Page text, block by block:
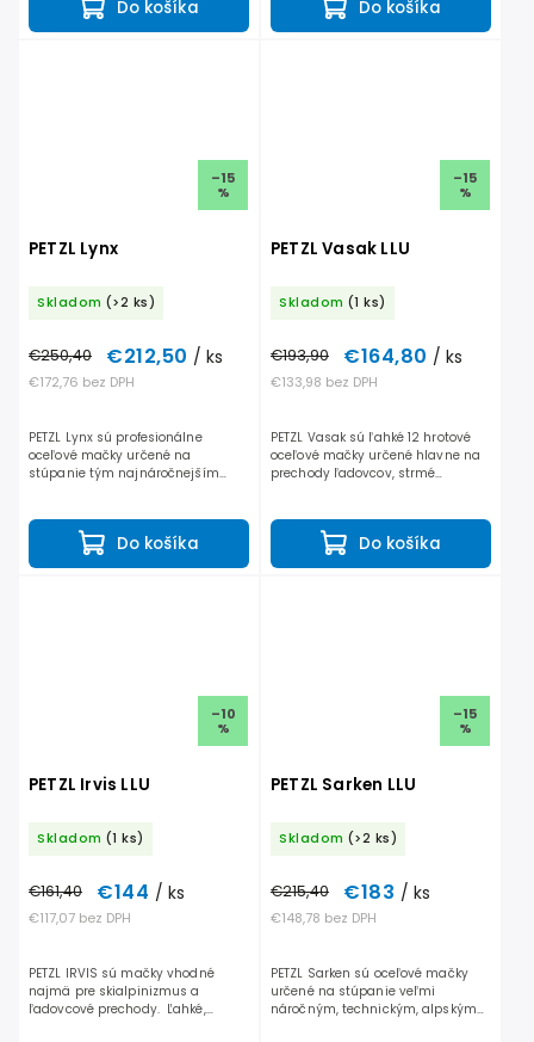
Do košíka Do košíka
–15
%
PETZL Lynx
Skladom (>2 ks)
€172,76 bez DPH
€250,40 €212,50 / ks
Do košíka
PETZL Lynx sú profesionálne
oceľové mačky určené na
stúpanie tým najnáročnejším
Nastaviteľné predné hroty: •...
–15
%
PETZL Vasak LLU
Skladom (1 ks)
€133,98 bez DPH
€193,90 €164,80 / ks
Do košíka
PETZL Vasak sú ľahké 12 hrotové
oceľové mačky určené hlavne na
prechody ľadovcov, strmé
kde je väčšie riziko ľadovcových...
–10
%
PETZL Irvis LLU
Skladom (1 ks)
€117,07 bez DPH
€161,40 €144 / ks
PETZL IRVIS sú mačky vhodné
najmä pre skialpinizmus a
ľadovcové prechody. Ľahké,
–15
%
PETZL Sarken LLU
Skladom (>2 ks)
€148,78 bez DPH
€215,40 €183 / ks
PETZL Sarken sú oceľové mačky
určené na stúpanie veľmi
náročným, technickým, alpským